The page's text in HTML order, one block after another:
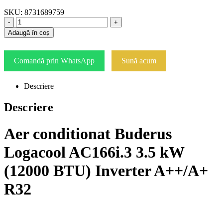
SKU: 8731689759
-
+
Adaugă în coș
Comandă prin WhatsApp Sună acum
Descriere
Descriere
Aer conditionat Buderus
Logacool AC166i.3 3.5 kW
(12000 BTU) Inverter A++/A+
R32